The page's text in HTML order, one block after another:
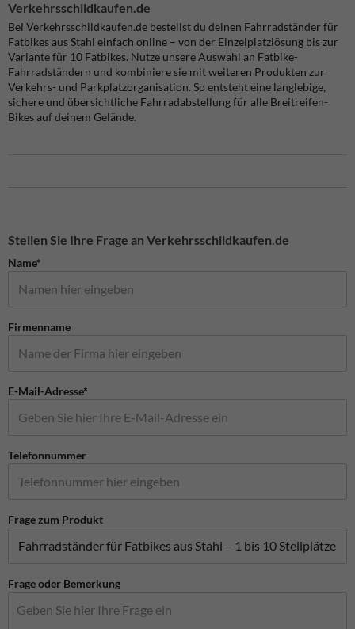
Verkehrsschildkaufen.de
Bei Verkehrsschildkaufen.de bestellst du deinen Fahrradständer für
Fatbikes aus Stahl einfach online – von der Einzelplatzlösung bis zur
Variante für 10 Fatbikes. Nutze unsere Auswahl an Fatbike-
Fahrradständern und kombiniere sie mit weiteren Produkten zur
Verkehrs- und Parkplatzorganisation. So entsteht eine langlebige,
sichere und übersichtliche Fahrradabstellung für alle Breitreifen-
Bikes auf deinem Gelände.
Stellen Sie Ihre Frage an Verkehrsschildkaufen.de
Name*
Firmenname
E-Mail-Adresse*
Telefonnummer
Frage zum Produkt
Frage oder Bemerkung